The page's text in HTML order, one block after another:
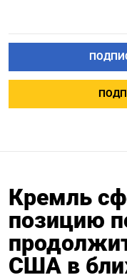
Кремль
позицию
США в